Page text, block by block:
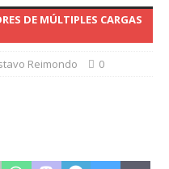
DE MÚLTIPLES CARGAS
Reimondo 0